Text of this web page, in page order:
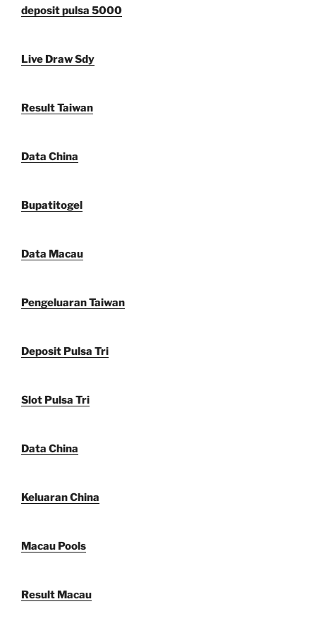
deposit pulsa 5000
Live Draw Sdy
Result Taiwan
Data China
Bupatitogel
Data Macau
Pengeluaran Taiwan
Deposit Pulsa Tri
Slot Pulsa Tri
Data China
Keluaran China
Macau Pools
Result Macau